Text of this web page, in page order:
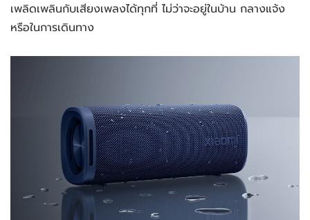
เพลิดเพลินกับเสียงเพลงได้ทุกที่ ไม่ว่าจะอยู่ในบ้าน กลางแจ้ง
หรือในการเดินทาง